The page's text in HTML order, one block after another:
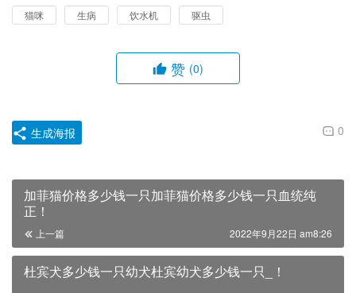
猫咪 生病 饮水机 驱虫
赞 (0)
0
生成海报
加菲猫价格多少钱一只加菲猫价格多少钱一只血统纯
正！
上一篇 2022年9月22日 am8:26
杜宾犬多少钱一只幼犬杜宾幼犬多少钱一只_！